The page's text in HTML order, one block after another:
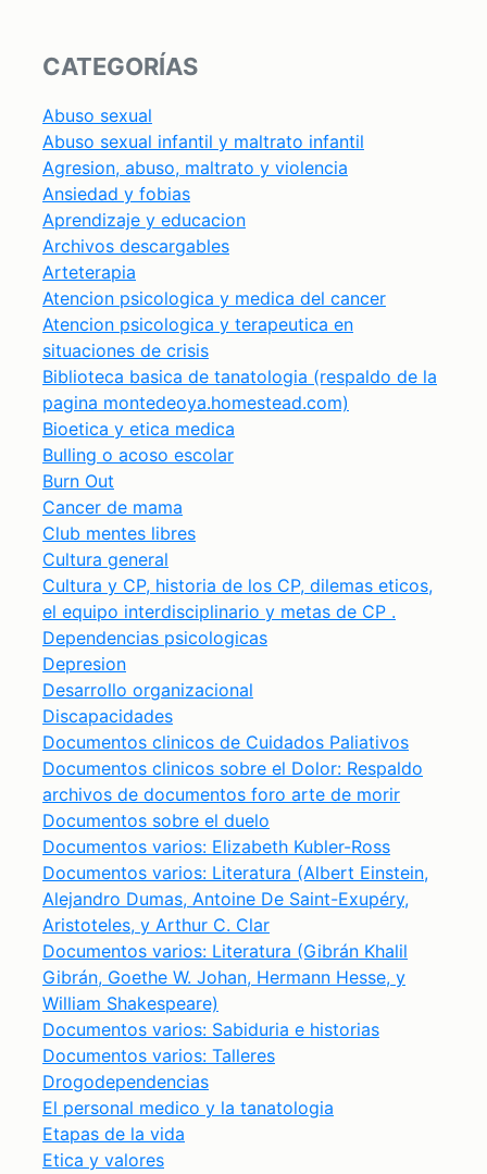
CATEGORÍAS
Abuso sexual
Abuso sexual infantil y maltrato infantil
Agresion, abuso, maltrato y violencia
Ansiedad y fobias
Aprendizaje y educacion
Archivos descargables
Arteterapia
Atencion psicologica y medica del cancer
Atencion psicologica y terapeutica en
situaciones de crisis
Biblioteca basica de tanatologia (respaldo de la
pagina montedeoya.homestead.com)
Bioetica y etica medica
Bulling o acoso escolar
Burn Out
Cancer de mama
Club mentes libres
Cultura general
Cultura y CP, historia de los CP, dilemas eticos,
el equipo interdisciplinario y metas de CP .
Dependencias psicologicas
Depresion
Desarrollo organizacional
Discapacidades
Documentos clinicos de Cuidados Paliativos
Documentos clinicos sobre el Dolor: Respaldo
archivos de documentos foro arte de morir
Documentos sobre el duelo
Documentos varios: Elizabeth Kubler-Ross
Documentos varios: Literatura (Albert Einstein,
Alejandro Dumas, Antoine De Saint-Exupéry,
Aristoteles, y Arthur C. Clar
Documentos varios: Literatura (Gibrán Khalil
Gibrán, Goethe W. Johan, Hermann Hesse, y
William Shakespeare)
Documentos varios: Sabiduria e historias
Documentos varios: Talleres
Drogodependencias
El personal medico y la tanatologia
Etapas de la vida
Etica y valores